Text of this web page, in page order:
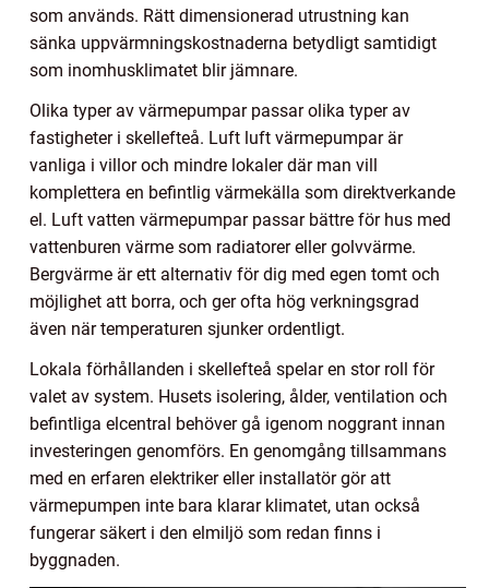
som används. Rätt dimensionerad utrustning kan
sänka uppvärmningskostnaderna betydligt samtidigt
som inomhusklimatet blir jämnare.
Olika typer av värmepumpar passar olika typer av
fastigheter i skellefteå. Luft luft värmepumpar är
vanliga i villor och mindre lokaler där man vill
komplettera en befintlig värmekälla som direktverkande
el. Luft vatten värmepumpar passar bättre för hus med
vattenburen värme som radiatorer eller golvvärme.
Bergvärme är ett alternativ för dig med egen tomt och
möjlighet att borra, och ger ofta hög verkningsgrad
även när temperaturen sjunker ordentligt.
Lokala förhållanden i skellefteå spelar en stor roll för
valet av system. Husets isolering, ålder, ventilation och
befintliga elcentral behöver gå igenom noggrant innan
investeringen genomförs. En genomgång tillsammans
med en erfaren elektriker eller installatör gör att
värmepumpen inte bara klarar klimatet, utan också
fungerar säkert i den elmiljö som redan finns i
byggnaden.